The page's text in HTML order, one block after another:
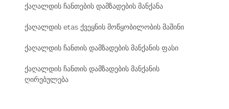
ქაღალდის ჩანთების დამზადების მანქანა
ქაღალდის etas ქვეყნის მოწყობილობის მაშინი
ქაღალდის ჩანთის დამზადების მანქანის ფასი
ქაღალდის ჩანთის დამზადების მანქანის
ღირებულება